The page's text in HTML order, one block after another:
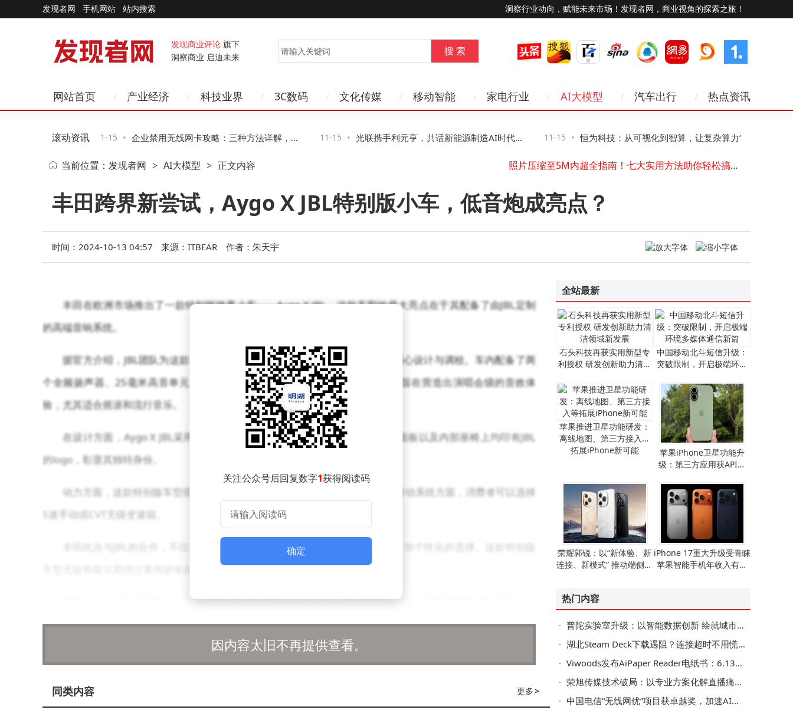
发现者网 手机网站 站内搜索 洞察行业动向，赋能未来市场！发现者网，商业视角的探索之旅！
发现商业评论旗下
洞察商业 启迪未来
网站首页 产业经济 科技业界 3C数码 文化传媒 移动智能 家电行业 AI大模型 汽车出行 热点资讯
滚动资讯
件跃迁、AI赋 11-15 企业禁用无线网卡攻略：三种方法详解，第
二种助企业高效管控风险
11-15 光联携手利元亨，共话新能源制造AI时代网 11-15 恒为科技：从可视化到智算，让复杂算力“看
得见、管得住”
Viwoods发布AiPaper Reader电纸书：6.13英寸墨水屏搭载AI阅读互动功能
“祖冲之三号”同款芯片赋能！我国超导量子计算机“天衍-287”搭建完成并开放服务
水浸传感器RS-SJ：4G蓝牙双助力，高效守护防积水安全
照片压缩至5M内超全指南！七大实用方法助你轻松搞定分享难题
Viwoods发布AiPaper Reader电纸书：6.13英寸墨水屏搭载AI阅读互动功能
“祖冲之三号”同款芯片赋能！我国超导量子计算机“天衍-287”搭建完成并开放服务
当前位置： 发现者网 > AI大模型 > 正文内容
丰田跨界新尝试，Aygo X JBL特别版小车，低音炮成亮点？
时间：2024-10-13 04:57 来源：ITBEAR 作者：朱天宇
丰田在欧洲市场推出了一款特别版跨界小车——Aygo X JBL，这款车型的最大亮点在于其配备了由JBL定制
的高端音响系统。
据官方介绍，JBL团队为这款车的音响系统倾注了数百小时的心血，进行了精心设计与调校。车内配备了两
个全频扬声器、25毫米高音单元、200毫米的低音炮以及300W的六通道功放，旨在营造出演唱会级的音效体
验，尤其适合摇滚和流行音乐。
在设计方面，Aygo X JBL采用了独特的银黑双色设计，并在车辆后部、后窗面板以及内部座椅上均印有JBL
的logo，彰显其独特身份。
动力方面，这款特别版车型搭载了1.0L三缸发动机，最大功率达到72马力。传动系统方面，消费者可以选择
5速手动或CVT无级变速箱。
丰田此次与JBL的合作，不仅提升了Aygo X的音质体验，也为消费者带来了更加个性化的选择。这款特别版
车型无疑将吸引那些注重驾驶体验与音乐享受的消费者。
丰田Aygo X JBL的发布，标志着丰田在欧洲市场的一次新尝试，通过跨界合作，为消费者带来更加丰富的汽
车生活体验。
关注公众号后回复数字1获得阅读码
确定
因内容太旧不再提供查看。
更多>
同类内容
全站最新
石头科技再获实用新型专
利授权 研发创新助力清洁
中国移动北斗短信升级：
突破限制，开启极端环境
苹果推进卫星功能研发：
离线地图、第三方接入等
拓展iPhone新可能
​苹果iPhone卫星功能升
级：第三方应用获API支
荣耀郭锐：以“新体验、新
连接、新模式” 推动端侧AI
iPhone 17重大升级受青睐
苹果智能手机年收入有望
热门内容
普陀实验室升级：以智能数据创新 绘就城市治理新图景
湖北Steam Deck下载遇阻？连接超时不用慌，这些方法助你畅享游戏
Viwoods发布AiPaper Reader电纸书：6.13英寸墨水屏搭载AI阅读互动功能
荣旭传媒技术破局：以专业方案化解直播痛点，成就高性价比之选
中国电信“无线网优”项目获卓越奖，加速AI核心场景规模化应用